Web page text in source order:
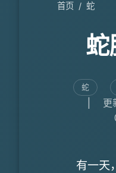
首页 / 蛇
蛇
蛇
更
有一天